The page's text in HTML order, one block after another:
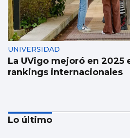
UNIVERSIDAD
La UVigo mejoró en 2025
rankings internacionales
Lo último